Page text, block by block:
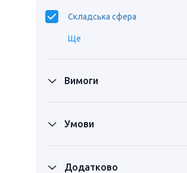
Складська сфера
Ще
Вимоги
Умови
Додатково